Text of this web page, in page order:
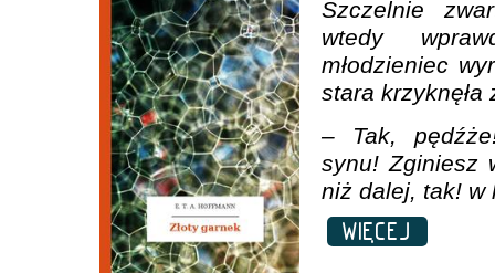
Szczelnie
wtedy
młodzieniec
stara krzyknęła
– Tak,
synu! Zginiesz
niż dalej, tak! w
WIĘCEJ